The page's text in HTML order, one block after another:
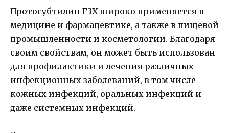
Протосубтилин Г3Х широко применяется в
медицине и фармацевтике, а также в пищевой
промышленности и косметологии. Благодаря
своим свойствам, он может быть использован
для профилактики и лечения различных
инфекционных заболеваний, в том числе
кожных инфекций, оральных инфекций и
даже системных инфекций.